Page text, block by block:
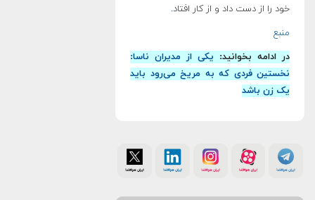
خود را از دست داد و از کار افتاد.
منبع
در ادامه بخوانید: یکی از مدیران ناسا:
نخستین فردی که به مریخ می‌رود باید
یک زن باشد